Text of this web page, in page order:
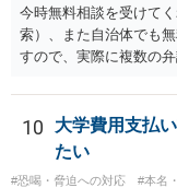
返金交渉で有利になる
に難しいところがあり
署に被害相談をするよ
良いかと思います。
今時無料相談を受けて
索）、また自治体でも
すので、実際に複数の
はそもそも事案を把握
いては弁護士として能
良いと思います。ただ
かもしれません。
10
大学費用支払
たい
#恐喝・脅迫への対応 #本名